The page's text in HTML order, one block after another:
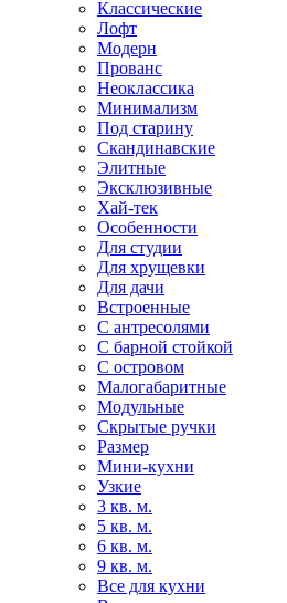
Классические
Лофт
Модерн
Прованс
Неоклассика
Минимализм
Под старину
Скандинавские
Элитные
Эксклюзивные
Хай-тек
Особенности
Для студии
Для хрущевки
Для дачи
Встроенные
С антресолями
С барной стойкой
С островом
Малогабаритные
Модульные
Скрытые ручки
Размер
Мини-кухни
Узкие
3 кв. м.
5 кв. м.
6 кв. м.
9 кв. м.
Все для кухни